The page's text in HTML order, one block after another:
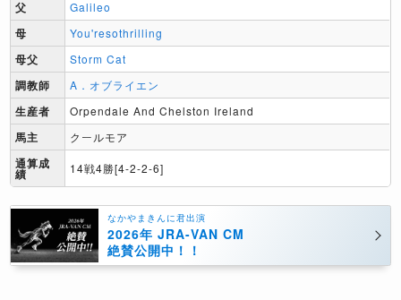
父 Galileo
母 You'resothrilling
母父 Storm Cat
調教師 A．オブライエン
生産者 Orpendale And Chelston Ireland
馬主 クールモア
通算成
績 14戦4勝[4-2-2-6]
なかやまきんに君出演
2026年 JRA-VAN CM
絶賛公開中！！